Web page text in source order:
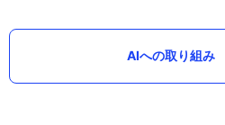
AIへの取り組み